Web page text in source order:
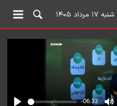
شنبه ۱۷ مرداد ۱۴۰۵